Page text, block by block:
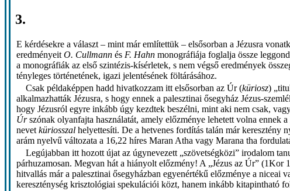
3.
E kérdésekre a választ – mint már említettük – elsősorban a Jézusra
eredményeitO. Cullmann és F. Hahn monográfiája foglalja össze
a monográfiák az első szintézis-kísérletek, s nem végső eredmények
tényleges történetének, igazi jelentésének föltárásához.
Csak példaképpen hadd hivatkozzam itt elsősorban az Úr (küriosz)
alkalmazhatták Jézusra, s hogy ennek a palesztinai ősegyház Jézus-
hogy Jézusról egyre inkább úgy kezdtek beszélni, mint aki nem csak,
Úrszónak olyanfajta használatát, amely előzménye lehetett volna ennek
nevetküriosszal helyettesíti. De a hetvenes fordítás talán már
arám nyelvű változata a 16,22 híres Maran Atha vagy Marana tha
Legújabban itt hozott újat az úgynevezett „szövetségközi” irodalom
párhuzamosan. Megvan hát a hiányolt előzmény! A „Jézus az Úr” (1Kor
hitvallás már a palesztinai ősegyházban egyenértékű előzménye a
kereszténység krisztológiai spekulációi közt, hanem inkább kitapintható